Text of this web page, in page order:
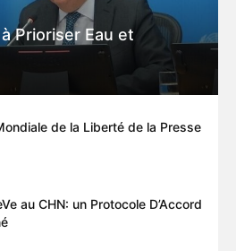
Prioriser Eau et
de la Liberté de la Presse
au CHN: un Protocole D’Accord